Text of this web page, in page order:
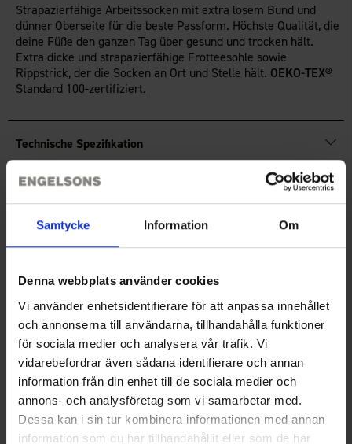
Samtycke Information Om
Denna webbplats använder cookies
Vi använder enhetsidentifierare för att anpassa innehållet
och annonserna till användarna, tillhandahålla funktioner
för sociala medier och analysera vår trafik. Vi
vidarebefordrar även sådana identifierare och annan
information från din enhet till de sociala medier och
annons- och analysföretag som vi samarbetar med.
Dessa kan i sin tur kombinera informationen med annan
information som du har tillhandahållit eller som de har
Strapazierfähige Arbeitssocken mit extra losem Bund und
dünner Oberseite für die beste Passform. Höchste Qualität, die
deine Füße den ganzen Tag über gesund und trocken hält.
Extra dicke und strapazierfähige Frotteesohle sowie
Rippstrick, der die Socken an Ort und Stelle hält. OEKO-TEX®
Standard 100-zertifiziert.
Technische Spezifikation